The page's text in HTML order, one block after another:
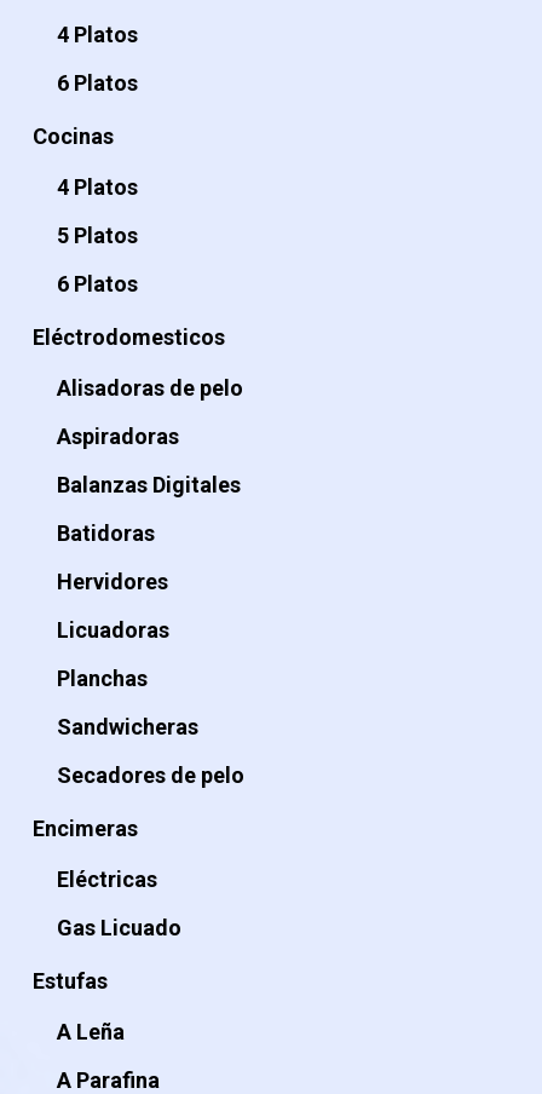
4 Platos
6 Platos
Cocinas
4 Platos
5 Platos
6 Platos
Eléctrodomesticos
Alisadoras de pelo
Aspiradoras
Balanzas Digitales
Batidoras
Hervidores
Licuadoras
Planchas
Sandwicheras
Secadores de pelo
Encimeras
Eléctricas
Gas Licuado
Estufas
A Leña
A Parafina